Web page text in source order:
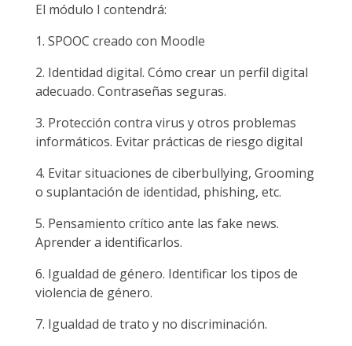
El módulo I contendrá:
1. SPOOC creado con Moodle
2. Identidad digital. Cómo crear un perfil digital
adecuado. Contraseñas seguras.
3. Protección contra virus y otros problemas
informáticos. Evitar prácticas de riesgo digital
4. Evitar situaciones de ciberbullying, Grooming
o suplantación de identidad, phishing, etc.
5. Pensamiento crítico ante las fake news.
Aprender a identificarlos.
6. Igualdad de género. Identificar los tipos de
violencia de género.
7. Igualdad de trato y no discriminación.